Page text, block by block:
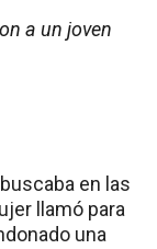
a un joven
en las
llamó para
una